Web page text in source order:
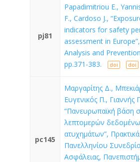
pj81
Papadimitriou E.,
F., Cardoso J.,
indicators for safety
assessment in
Analysis and
pp.371-383.
doi doi
pc145
Μαργαρίτης Δ.,
Ευγενικός Π., Γιαννής
“Πανευρωπαϊκή βάση
λεπτομερών
ατυχημάτων”,
Πανελληνίου
Ασφάλειας,